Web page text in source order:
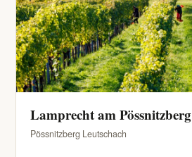
Lamprecht am Pössnitzberg
Pössnitzberg Leutschach